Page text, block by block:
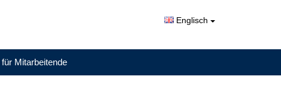
Englisch
Mitarbeitende